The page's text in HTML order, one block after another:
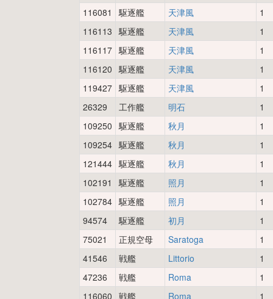
116081
駆逐艦 天津風
1
116113 駆逐艦 天津風
1
116117 駆逐艦 天津風
1
116120 駆逐艦 天津風
1
119427 駆逐艦 天津風
1
26329
工作艦 明石
1
109250 駆逐艦 秋月
1
109254 駆逐艦 秋月
1
121444 駆逐艦 秋月
1
102191
駆逐艦 照月
1
102784 駆逐艦 照月
1
94574
駆逐艦 初月
1
75021
正規空母 Saratoga
1
41546
戦艦 Littorio
1
47236
戦艦 Roma
1
116060 戦艦 Roma
1